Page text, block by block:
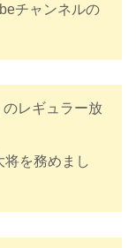
チャンネルの
レギュラー放
を務めまし